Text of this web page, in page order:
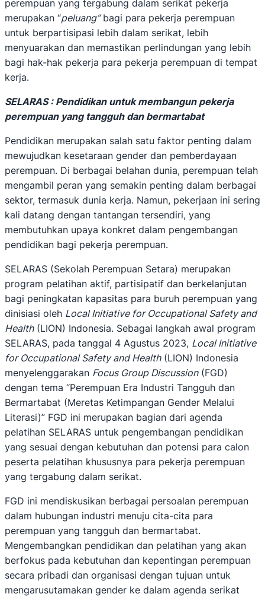
perempuan yang tergabung dalam serikat pekerja
merupakan “peluang”bagi para pekerja perempuan
untuk berpartisipasi lebih dalam serikat, lebih
menyuarakan dan memastikan perlindungan yang lebih
bagi hak-hak pekerja para pekerja perempuan di tempat
kerja.
SELARAS : Pendidikan untuk membangun pekerja
perempuan yang tangguh dan bermartabat
Pendidikan merupakan salah satu faktor penting dalam
mewujudkan kesetaraan gender dan pemberdayaan
perempuan. Di berbagai belahan dunia, perempuan telah
mengambil peran yang semakin penting dalam berbagai
sektor, termasuk dunia kerja. Namun, pekerjaan ini sering
kali datang dengan tantangan tersendiri, yang
membutuhkan upaya konkret dalam pengembangan
pendidikan bagi pekerja perempuan.
SELARAS (Sekolah Perempuan Setara) merupakan
program pelatihan aktif, partisipatif dan berkelanjutan
bagi peningkatan kapasitas para buruh perempuan yang
dinisiasi oleh Local Initiative for Occupational Safety and
Health(LION) Indonesia. Sebagai langkah awal program
SELARAS, pada tanggal 4 Agustus 2023, Local Initiative
for Occupational Safety and Health(LION) Indonesia
menyelenggarakan Focus Group Discussion(FGD)
dengan tema “Perempuan Era Industri Tangguh dan
Bermartabat (Meretas Ketimpangan Gender Melalui
Literasi)” FGD ini merupakan bagian dari agenda
pelatihan SELARAS untuk pengembangan pendidikan
yang sesuai dengan kebutuhan dan potensi para calon
peserta pelatihan khususnya para pekerja perempuan
yang tergabung dalam serikat.
FGD ini mendiskusikan berbagai persoalan perempuan
dalam hubungan industri menuju cita-cita para
perempuan yang tangguh dan bermartabat.
Mengembangkan pendidikan dan pelatihan yang akan
berfokus pada kebutuhan dan kepentingan perempuan
secara pribadi dan organisasi dengan tujuan untuk
mengarusutamakan gender ke dalam agenda serikat